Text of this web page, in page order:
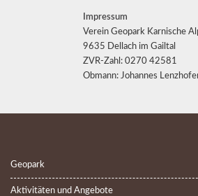
Impressum
Verein Geopark Karnische
9635 Dellach im Gailtal
ZVR-Zahl: 0270 42581
Obmann: Johannes
Geopark
Aktivitäten und Angebote